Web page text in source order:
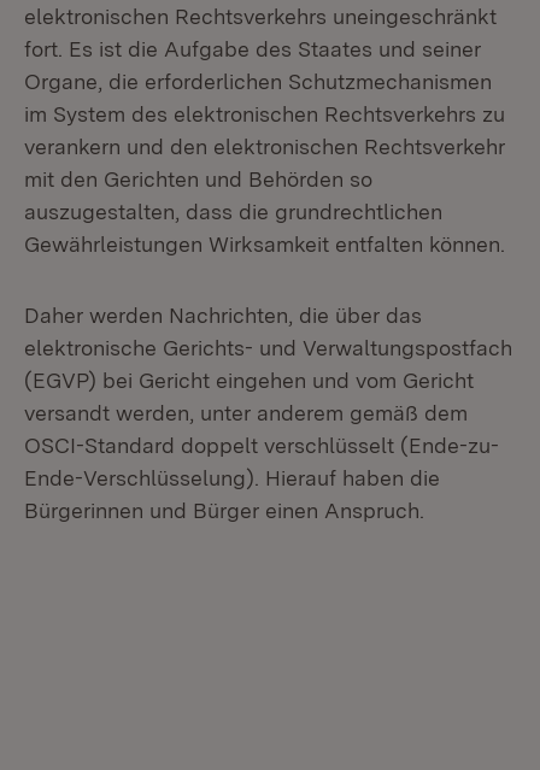
elektronischen Rechtsverkehrs uneingeschränkt
fort. Es ist die Aufgabe des Staates und seiner
Organe, die erforderlichen Schutzmechanismen
im System des elektronischen Rechtsverkehrs zu
verankern und den elektronischen Rechtsverkehr
mit den Gerichten und Behörden so
auszugestalten, dass die grundrechtlichen
Gewährleistungen Wirksamkeit entfalten können.
Daher werden Nachrichten, die über das
elektronische Gerichts- und Verwaltungspostfach
(EGVP) bei Gericht eingehen und vom Gericht
versandt werden, unter anderem gemäß dem
OSCI-Standard doppelt verschlüsselt (Ende-zu-
Ende-Verschlüsselung). Hierauf haben die
Bürgerinnen und Bürger einen Anspruch.